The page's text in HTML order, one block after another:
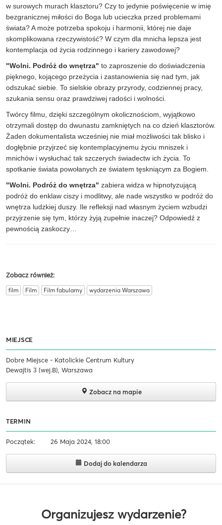
w surowych murach klasztoru? Czy to jedynie poświęcenie w imię
bezgranicznej miłości do Boga lub ucieczka przed problemami
świata? A może potrzeba spokoju i harmonii, której nie daje
skomplikowana rzeczywistość? W czym dla mnicha lepsza jest
kontemplacja od życia rodzinnego i kariery zawodowej?
"Wolni. Podróż do wnętrza" to zaproszenie do doświadczenia
pięknego, kojącego przeżycia i zastanowienia się nad tym, jak
odszukać siebie. To sielskie obrazy przyrody, codziennej pracy,
szukania sensu oraz prawdziwej radości i wolności.
Twórcy filmu, dzięki szczególnym okolicznościom, wyjątkowo
otrzymali dostęp do dwunastu zamkniętych na co dzień klasztorów.
Żaden dokumentalista wcześniej nie miał możliwości tak blisko i
dogłębnie przyjrzeć się kontemplacyjnemu życiu mniszek i
mnichów i wysłuchać tak szczerych świadectw ich życia. To
spotkanie świata powołanych ze światem tęskniącym za Bogiem.
"Wolni. Podróż do wnętrza" zabiera widza w hipnotyzującą
podróż do enklaw ciszy i modlitwy, ale nade wszystko w podróż do
wnętrza ludzkiej duszy. Ile refleksji nad własnym życiem wzbudzi
przyjrzenie się tym, którzy żyją zupełnie inaczej? Odpowiedź z
pewnością zaskoczy…
Zobacz również:
film Film Film fabularny wydarzenia Warszawa
MIEJSCE
Dobre Miejsce - Katolickie Centrum Kultury
Dewajtis 3 (wej.B), Warszawa
Zobacz na mapie
TERMIN
Początek: 26 Maja 2024, 18:00
Dodaj do kalendarza
Organizujesz wydarzenie?